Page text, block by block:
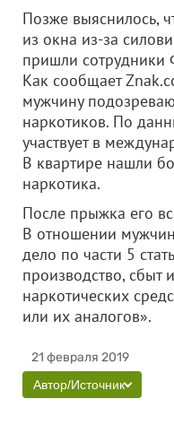
Позже выяснилось,
из окна из-за
пришли
Как сообщает
мужчину
наркотиков. По
участвует в
В квартире нашли
наркотика.
После прыжка его
В отношении
дело по части 5
производство, сбыт
наркотических
или их
21 февраля 2019
Автор/Источник